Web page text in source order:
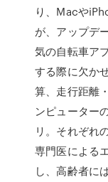
り、Macや
が、アップデ
気の自転車ア
する際に欠か
算、走行距離
ンピューター
リ。それぞれ
専門医による
し、高齢者に